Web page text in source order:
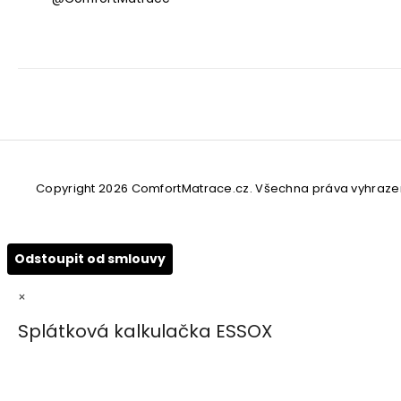
Copyright 2026 ComfortMatrace.cz. Všechna práva
Odstoupit od smlouvy
×
Splátková kalkulačka ESSOX